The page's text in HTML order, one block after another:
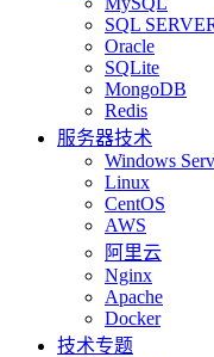
SQL
Oracle
SQLite
MongoDB
Redis
服务器技术
Windows
Linux
CentOS
AWS
阿里云
Nginx
Apache
Docker
技术专题